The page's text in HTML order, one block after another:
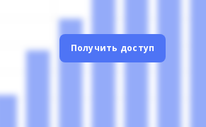
Получить доступ